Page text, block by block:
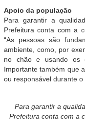
Apoio da população
Para garantir a
Prefeitura conta com a
“As pessoas são
ambiente, como, por
no chão e usando os
Importante também que
ou responsável durante o
Para garantir a
Prefeitura conta com a